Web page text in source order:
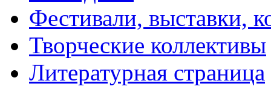
Фестивали, выставки,
Творческие коллективы
Литературная страница